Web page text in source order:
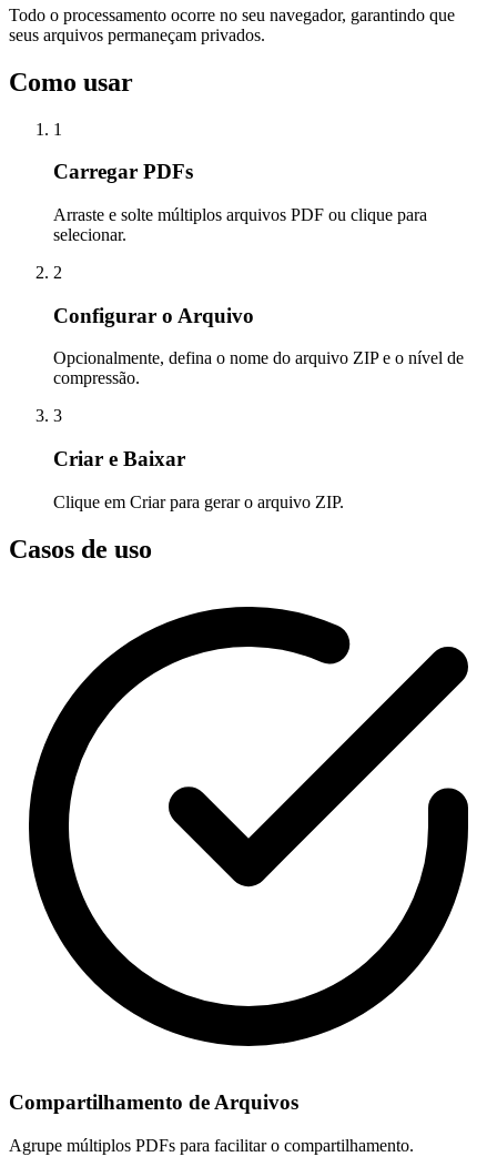
Todo o processamento ocorre no seu navegador, garantindo que
seus arquivos permaneçam privados.
Como usar
1
Carregar PDFs
Arraste e solte múltiplos arquivos PDF ou clique para
selecionar.
2
Configurar o Arquivo
Opcionalmente, defina o nome do arquivo ZIP e o nível de
compressão.
3
Criar e Baixar
Clique em Criar para gerar o arquivo ZIP.
Casos de uso
Compartilhamento de Arquivos
Agrupe múltiplos PDFs para facilitar o compartilhamento.